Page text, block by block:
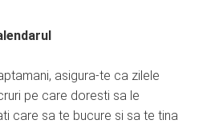
asigura-te ca zilele
pe care doresti sa le
care sa te bucure si sa te tina